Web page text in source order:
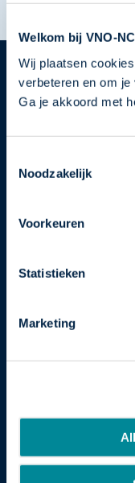
Welkom bij VNO-
Wij plaatsen
verbeteren en om
Ga je akkoord met
Noodzakelijk
Voorkeuren
Statistieken
Marketing
Nieuwsbrief
Elke week hét
Schrijf je in
Ons verhaal
Contact
2594 AV Den Haag
Postbus 93002
2509 AA Den Haag